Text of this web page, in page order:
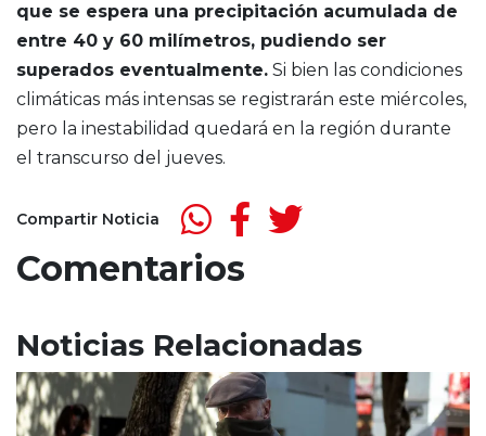
que se espera una precipitación acumulada de
entre 40 y 60 milímetros, pudiendo ser
superados eventualmente. Si bien las condiciones
climáticas más intensas se registrarán este miércoles,
pero la inestabilidad quedará en la región durante
el transcurso del jueves.
Compartir Noticia
Comentarios
Noticias Relacionadas